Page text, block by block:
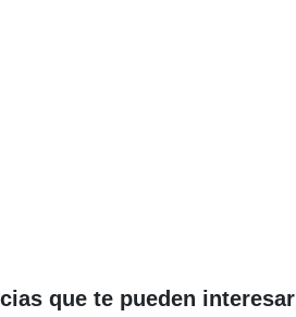
que te pueden interesar